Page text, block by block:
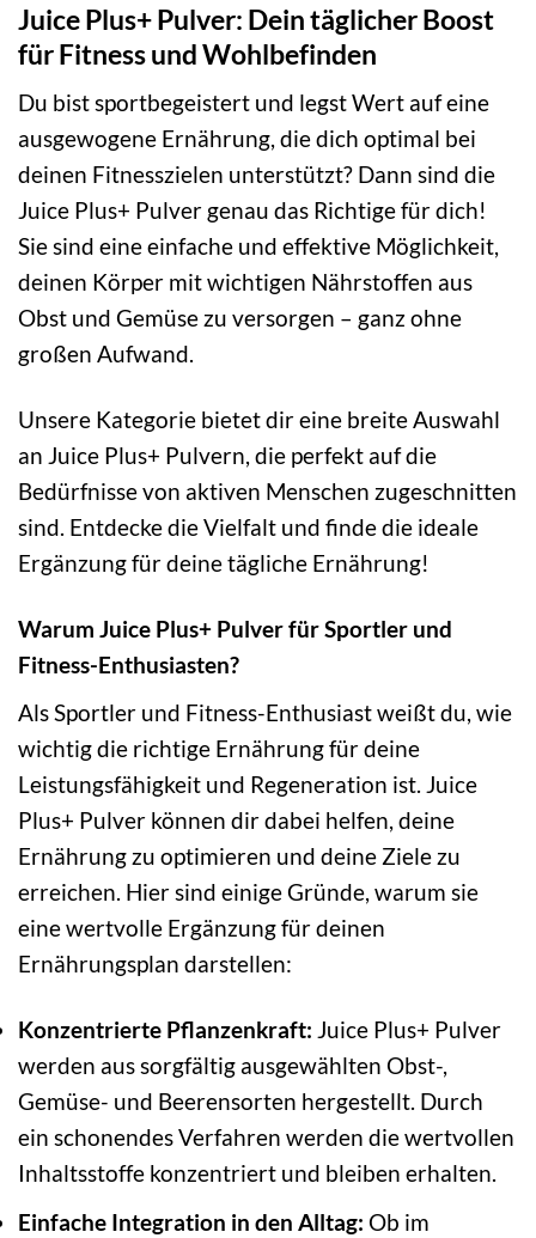
Juice Plus+ Pulver: Dein täglicher Boost
für Fitness und Wohlbefinden
Du bist sportbegeistert und legst Wert auf eine
ausgewogene Ernährung, die dich optimal bei
deinen Fitnesszielen unterstützt? Dann sind die
Juice Plus+ Pulver genau das Richtige für dich!
Sie sind eine einfache und effektive Möglichkeit,
deinen Körper mit wichtigen Nährstoffen aus
Obst und Gemüse zu versorgen – ganz ohne
großen Aufwand.
Unsere Kategorie bietet dir eine breite Auswahl
an Juice Plus+ Pulvern, die perfekt auf die
Bedürfnisse von aktiven Menschen zugeschnitten
sind. Entdecke die Vielfalt und finde die ideale
Ergänzung für deine tägliche Ernährung!
Warum Juice Plus+ Pulver für Sportler und
Fitness-Enthusiasten?
Als Sportler und Fitness-Enthusiast weißt du, wie
wichtig die richtige Ernährung für deine
Leistungsfähigkeit und Regeneration ist. Juice
Plus+ Pulver können dir dabei helfen, deine
Ernährung zu optimieren und deine Ziele zu
erreichen. Hier sind einige Gründe, warum sie
eine wertvolle Ergänzung für deinen
Ernährungsplan darstellen:
Konzentrierte Pflanzenkraft: Juice Plus+ Pulver
werden aus sorgfältig ausgewählten Obst-,
Gemüse- und Beerensorten hergestellt. Durch
ein schonendes Verfahren werden die wertvollen
Inhaltsstoffe konzentriert und bleiben erhalten.
Einfache Integration in den Alltag: Ob im